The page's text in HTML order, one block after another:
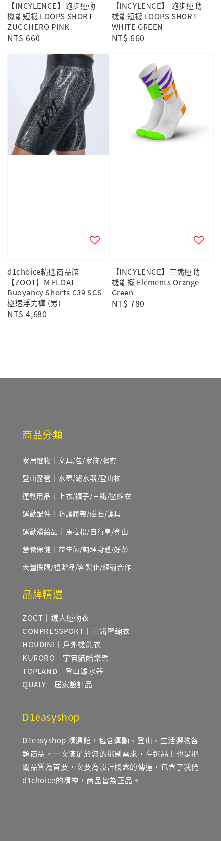
【INCYLENCE】跑步運動
機能短襪 LOOPS SHORT
ZUCCHERO PINK
Regular
NT$ 660
【INCYLENCE】 跑步運動
機能短襪 LOOPS SHORT
WHITE GREEN
Regular
NT$ 660
d1choice精選商品館
【ZOOT】M FLOAT
Buoyancy Shorts C39 SCS
極速浮力褲 (男)
Regular
NT$ 4,680
【INCYLENCE】三鐵運動
機能襪 Elements Orange
Green
Regular
NT$ 780
商品分類
家居選物｜文具/包/家飾/餐廚
登山露營｜水壺/濾水器/登山杖
運動用品｜上衣/褲子/三鐵/壓縮衣
運動配件｜防護膠帶/磁石/護具
運動補給品｜馬拉松/自行車/登山
營養保健｜益生菌/調理身體/好茶
大量採購/禮贈品/客製化/經銷合作
品牌精選
ZOOT｜鐵人運動衣
COMPRESSPORT｜三鐵壓縮衣
HOUDINI｜戶外機能衣
KURORO｜宇宙貓酷樂樂
TOPLAND｜登山濾水器
QUALY｜居家設計品
D1easyshop
D1easyshop 精選館，包含運動、登山、生活選物各
類商品，一次滿足於您的挑剔需求，在選品上也是把
關品質為首要，次要為設計概念的傳達，包含了我們
d1choice的精神，商品皆為正品。